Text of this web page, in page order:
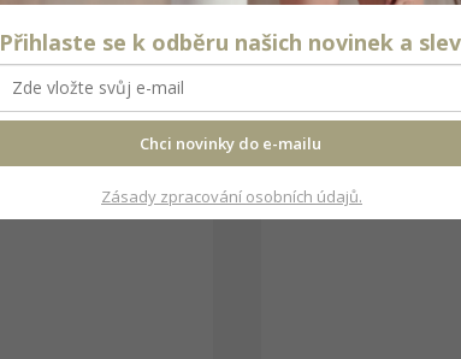
Přihlaste se k odběru našich novinek a slev
Chci novinky do e-mailu
Zásady zpracování osobních údajů.